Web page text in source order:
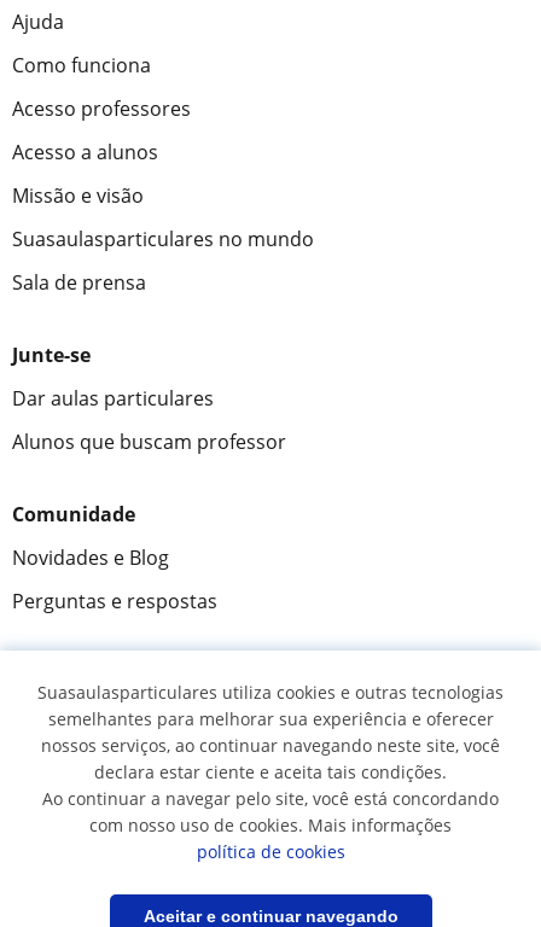
Salvar pesquisa Filtrar
Ajuda
Como funciona
Acesso professores
Acesso a alunos
Missão e visão
Suasaulasparticulares no mundo
Sala de prensa
Junte-se
Dar aulas particulares
Alunos que buscam professor
Comunidade
Novidades e Blog
Perguntas e respostas
Fantástica★★★★★ 9,5/10
305883 opiniões de alunos
© 2007 - 2026 Suas aulas particulares
Mapa do site:Professores particulares
Suasaulasparticulares utiliza cookies e outras tecnologias
semelhantes para melhorar sua experiência e oferecer
nossos serviços, ao continuar navegando neste site, você
declara estar ciente e aceita tais condições.
Ao continuar a navegar pelo site, você está concordando
com nosso uso de cookies. Mais informações
política de cookies
Aceitar e continuar navegando